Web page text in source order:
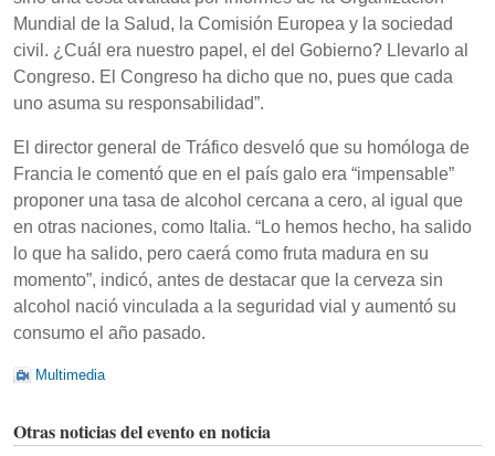
Mundial de la Salud, la Comisión Europea y la sociedad
civil. ¿Cuál era nuestro papel, el del Gobierno? Llevarlo al
Congreso. El Congreso ha dicho que no, pues que cada
uno asuma su responsabilidad”.
El director general de Tráfico desveló que su homóloga de
Francia le comentó que en el país galo era “impensable”
proponer una tasa de alcohol cercana a cero, al igual que
en otras naciones, como Italia. “Lo hemos hecho, ha salido
lo que ha salido, pero caerá como fruta madura en su
momento”, indicó, antes de destacar que la cerveza sin
alcohol nació vinculada a la seguridad vial y aumentó su
consumo el año pasado.
Multimedia
Otras noticias del evento en noticia